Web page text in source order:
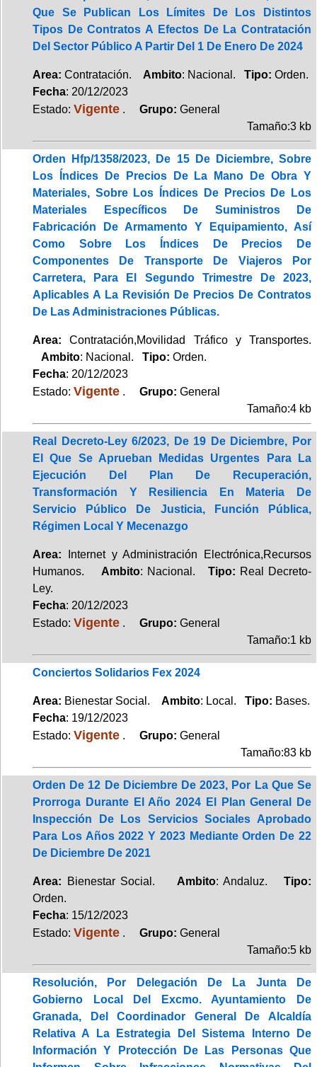
Que Se Publican Los Límites De Los Distintos
Tipos De Contratos A Efectos De La Contratación
Del Sector Público A Partir Del 1 De Enero De 2024
Area: Contratación. Ambito: Nacional. Tipo: Orden.
Fecha: 20/12/2023
Estado: Vigente . Grupo: General
Tamaño:3 kb
Orden Hfp/1358/2023, De 15 De Diciembre, Sobre
Los Índices De Precios De La Mano De Obra Y
Materiales, Sobre Los Índices De Precios De Los
Materiales Específicos De Suministros De
Fabricación De Armamento Y Equipamiento, Así
Como Sobre Los Índices De Precios De
Componentes De Transporte De Viajeros Por
Carretera, Para El Segundo Trimestre De 2023,
Aplicables A La Revisión De Precios De Contratos
De Las Administraciones Públicas.
Area: Contratación,Movilidad Tráfico y Transportes.
Ambito: Nacional. Tipo: Orden.
Fecha: 20/12/2023
Estado: Vigente . Grupo: General
Tamaño:4 kb
Real Decreto-Ley 6/2023, De 19 De Diciembre, Por
El Que Se Aprueban Medidas Urgentes Para La
Ejecución Del Plan De Recuperación,
Transformación Y Resiliencia En Materia De
Servicio Público De Justicia, Función Pública,
Régimen Local Y Mecenazgo
Area: Internet y Administración Electrónica,Recursos
Humanos. Ambito: Nacional. Tipo: Real Decreto-
Ley.
Fecha: 20/12/2023
Estado: Vigente . Grupo: General
Tamaño:1 kb
Conciertos Solidarios Fex 2024
Area: Bienestar Social. Ambito: Local. Tipo: Bases.
Fecha: 19/12/2023
Estado: Vigente . Grupo: General
Tamaño:83 kb
Orden De 12 De Diciembre De 2023, Por La Que Se
Prorroga Durante El Año 2024 El Plan General De
Inspección De Los Servicios Sociales Aprobado
Para Los Años 2022 Y 2023 Mediante Orden De 22
De Diciembre De 2021
Area: Bienestar Social. Ambito: Andaluz.Tipo:
Orden.
Fecha: 15/12/2023
Estado: Vigente . Grupo: General
Tamaño:5 kb
Resolución, Por Delegación De La Junta De
Gobierno Local Del Excmo. Ayuntamiento De
Granada, Del Coordinador General De Alcaldía
Relativa A La Estrategia Del Sistema Interno De
Información Y Protección De Las Personas Que